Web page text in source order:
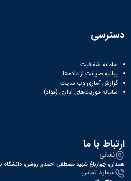
دسترسی
سامانه شفافیت
بیانیه صیانت از داده‌ها
گزارش آماری وب‌ سایت
سامانه فوریت‌های اداری (فؤاد)
ارتباط با ما
نشانی
همدان، چهارباغ شهید مصطفی احمدی روشن، دانشگاه
شماره تماس